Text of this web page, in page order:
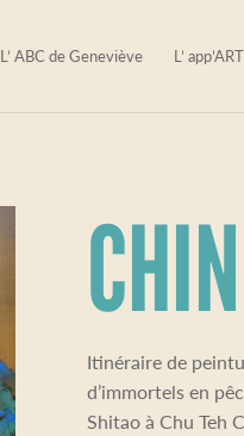
L’ ABC de Geneviève L’ app’ART
Itinéraire de
d’immortels en
Shitao à Chu Teh